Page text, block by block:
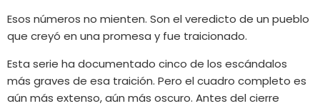
Esos números no mienten. Son el veredicto de un pueblo
que creyó en una promesa y fue traicionado.
Esta serie ha documentado cinco de los escándalos
más graves de esa traición. Pero el cuadro completo es
aún más extenso, aún más oscuro. Antes del cierre